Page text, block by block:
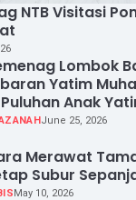
NTB Visitasi
Lombok
Yatim
Puluhan Anak
June 25, 2026
Merawat
Subur
May 10, 2026